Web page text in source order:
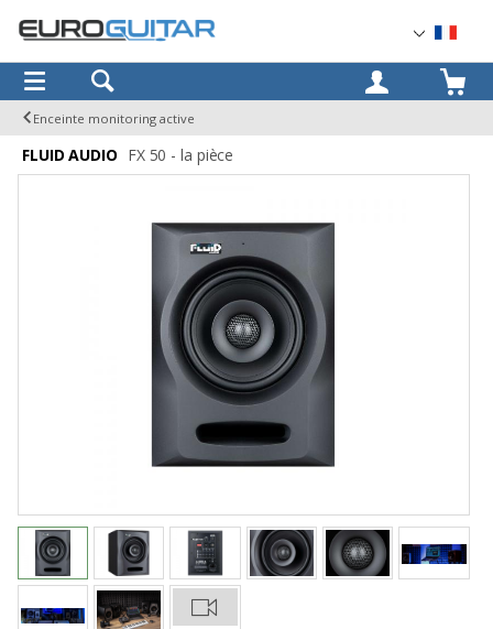
OK
Enceinte monitoring active
FLUID AUDIO FX 50 - la pièce